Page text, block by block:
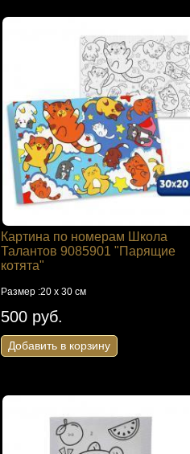
Картина по номерам Школа
Талантов 9085901 "Парящие
котята"
Размер :20 х 30 см
500 руб.
Добавить в корзину